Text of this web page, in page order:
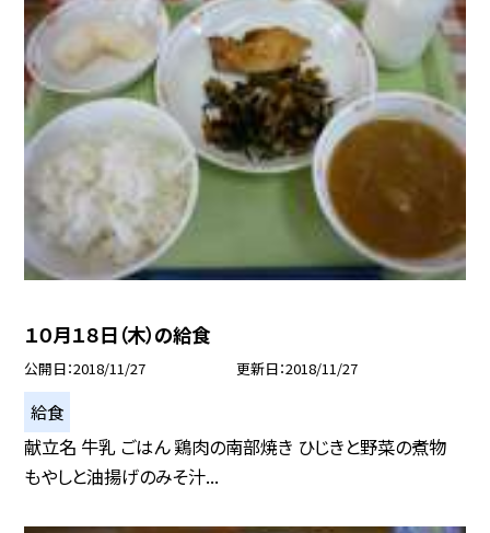
１０月１８日（木）の給食
公開日 2018/11/27 更新日 2018/11/27
給食
献立名 牛乳 ごはん 鶏肉の南部焼き ひじきと野菜の煮物
もやしと油揚げのみそ汁...